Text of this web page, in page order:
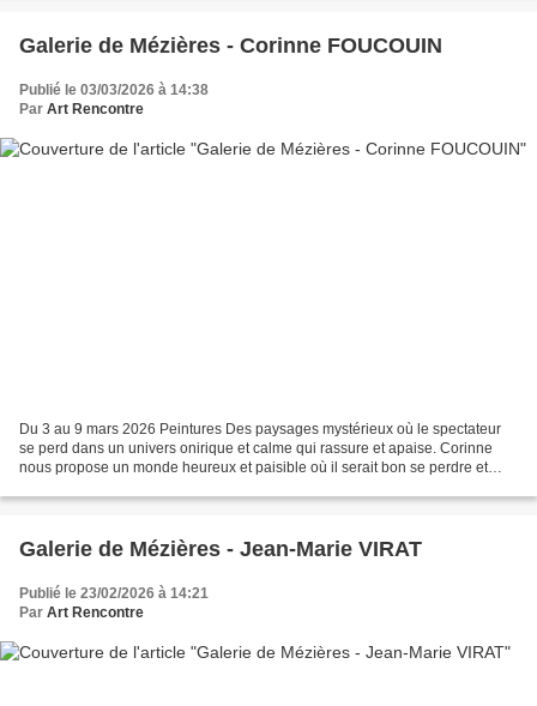
Galerie de Mézières - Corinne FOUCOUIN
Publié le 03/03/2026 à 14:38
Par Art Rencontre
Du 3 au 9 mars 2026 Peintures Des paysages mystérieux où le spectateur
se perd dans un univers onirique et calme qui rassure et apaise. Corinne
nous propose un monde heureux et paisible où il serait bon se perdre et
Galerie de Mézières - Jean-Marie VIRAT
Publié le 23/02/2026 à 14:21
Par Art Rencontre